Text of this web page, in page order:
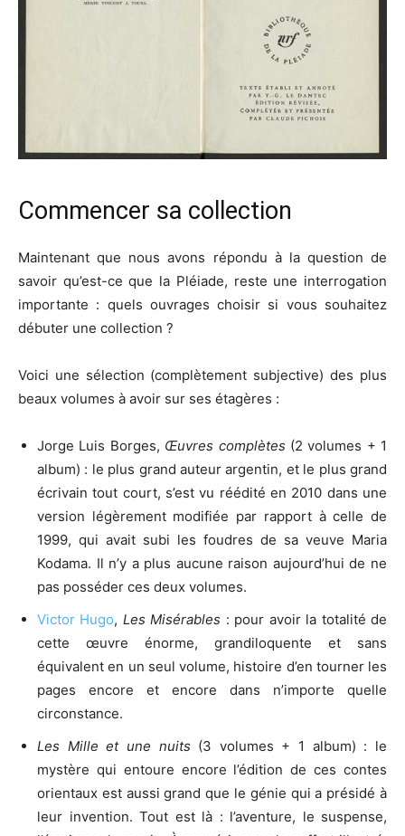
Commencer sa collection
Maintenant que nous avons répondu à la question de
savoir qu’est-ce que la Pléiade, reste une interrogation
importante : quels ouvrages choisir si vous souhaitez
débuter une collection ?
Voici une sélection (complètement subjective) des plus
beaux volumes à avoir sur ses étagères :
Jorge Luis Borges, Œuvres complètes (2 volumes + 1
album) : le plus grand auteur argentin, et le plus grand
écrivain tout court, s’est vu réédité en 2010 dans une
version légèrement modifiée par rapport à celle de
1999, qui avait subi les foudres de sa veuve Maria
Kodama. Il n’y a plus aucune raison aujourd’hui de ne
pas posséder ces deux volumes.
Victor Hugo, Les Misérables : pour avoir la totalité de
cette œuvre énorme, grandiloquente et sans
équivalent en un seul volume, histoire d’en tourner les
pages encore et encore dans n’importe quelle
circonstance.
Les Mille et une nuits (3 volumes + 1 album) : le
mystère qui entoure encore l’édition de ces contes
orientaux est aussi grand que le génie qui a présidé à
leur invention. Tout est là : l’aventure, le suspense,